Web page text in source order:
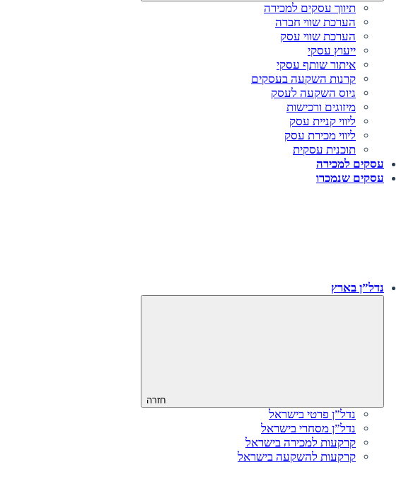
תיווך עסקים למכירה
הערכת שווי חברה
הערכת שווי עסק
ייעוץ עסקי
איתור שותף עסקי
קרנות השקעה בעסקים
גיוס השקעה לעסק‎‎
מיזוגים ורכישות
ליווי קניית עסק
ליווי מכירת עסק
תוכנית עסקית
עסקים למכירה
עסקים שנמכרו
נדל”ן בארץ
חזרה
נדל”ן פרטי בישראל
נדל”ן מסחרי בישראל
קרקעות למכירה בישראל
קרקעות להשקעה בישראל